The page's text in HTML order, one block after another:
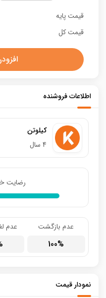
قیمت پایه
قیمت کل
اطلاعات فروشنده
کیلوتن
4 سال
رضایت
عدم بازگشت
100
عدم
نمودار قیمت